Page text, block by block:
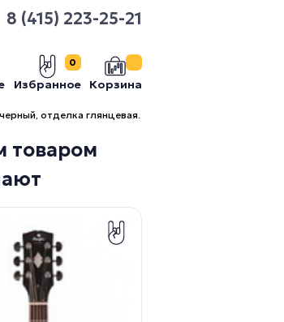
8 (415) 223-25-21
Избранное
0
Корзина
отделка глянцевая.
товаром